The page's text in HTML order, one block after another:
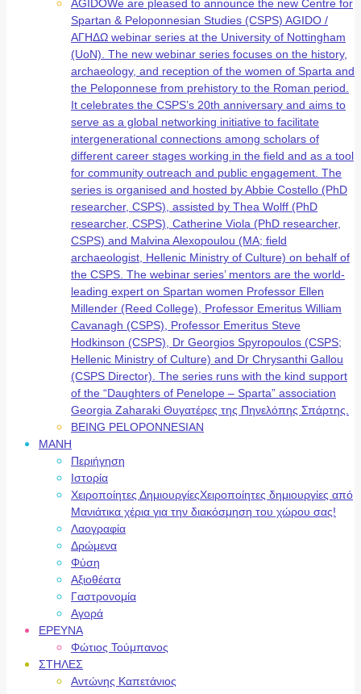
AGIDOWe are pleased to announce the new Centre for
Spartan & Peloponnesian Studies (CSPS) AGIDO /
ΑΓΗΔΩ webinar series at the University of Nottingham
(UoN). The new webinar series focuses on the history,
archaeology, and reception of the women of Sparta and
the Peloponnese from prehistory to the Roman period.
It celebrates the CSPS’s 20th anniversary and aims to
serve as a global networking initiative to facilitate
intergenerational connections among scholars of
different career stages working in the field and as a tool
for community outreach and public engagement. The
series is organised and hosted by Abbie Costello (PhD
researcher, CSPS), assisted by Thea Wolff (PhD
researcher, CSPS), Catherine Viola (PhD researcher,
CSPS) and Malvina Alexopoulou (MA; field
archaeologist, Hellenic Ministry of Culture) on behalf of
the CSPS. The webinar series’ mentors are the world-
leading expert on Spartan women Professor Ellen
Millender (Reed College), Professor Emeritus William
Cavanagh (CSPS), Professor Emeritus Steve
Hodkinson (CSPS), Dr Georgios Spyropoulos (CSPS;
Hellenic Ministry of Culture) and Dr Chrysanthi Gallou
(CSPS Director). The series runs with the kind support
of the “Daughters of Penelope – Sparta” association
Georgia Zaharaki Θυγατέρες της Πηνελόπης Σπάρτης.
BEING PELOPONNESIAN
ΜΑΝΗ
Περιήγηση
Ιστορία
Χειροποίητες ΔημιουργίεςΧειροποίητες δημιουργίες από
Μανιάτικα χέρια για την διακόσμηση του χώρου σας!
Λαογραφία
Δρώμενα
Φύση
Αξιοθέατα
Γαστρονομία
Αγορά
ΕΡΕΥΝΑ
Φώτιος Τούμπανος
ΣΤΗΛΕΣ
Αντώνης Καπετάνιος